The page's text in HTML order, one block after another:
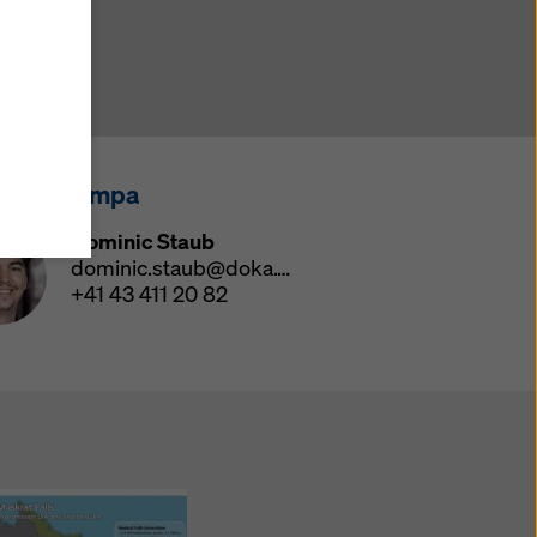
stampa
Dominic Staub
dominic.staub@doka.com
+41 43 411 20 82